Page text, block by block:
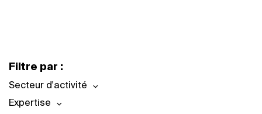
Filtre par :
Secteur d'activité
Expertise